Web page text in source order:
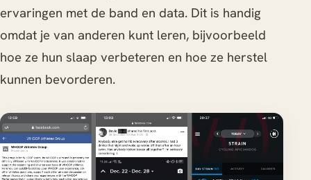
ervaringen met de band en data. Dit is handig
omdat je van anderen kunt leren, bijvoorbeeld
hoe ze hun slaap verbeteren en hoe ze herstel
kunnen bevorderen.